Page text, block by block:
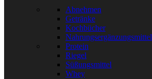
Abnehmen
Getränke
Kochbücher
Nahrungsergänzungsmittel
Protein
Riegel
Süßungsmittel
Whey